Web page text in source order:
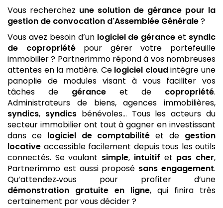
Vous recherchez une solution de gérance pour la
gestion de convocation d'Assemblée Générale?
Vous avez besoin d’un logiciel de gérance et syndic
de copropriétépour gérer votre portefeuille
immobilier ? Partnerimmo répond à vos nombreuses
attentes en la matière. Ce logiciel cloudintègre une
panoplie de modules visant à vous faciliter vos
tâches de gérance et de copropriété.
Administrateurs de biens, agences immobilières,
syndics, syndicsbénévoles… Tous les acteurs du
secteur immobilier ont tout à gagner en investissant
dans ce logiciel de comptabilité et de gestion
locative accessible facilement depuis tous les outils
connectés. Se voulant simple, intuitif et pas cher,
Partnerimmo est aussi proposé sans engagement.
Qu’attendez‑vous pour profiter d’une
démonstration gratuite en ligne, qui finira très
certainement par vous décider ?